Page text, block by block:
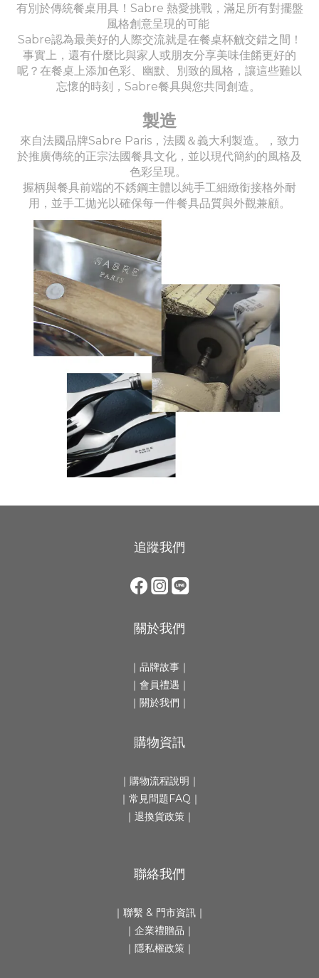
有別於傳統餐桌用具！Sabre 熱愛挑戰，滿足所有對擺盤
風格創意呈現的可能
Sabre認為最美好的人際交流就是在餐桌杯觥交錯之間！
事實上，還有什麼比與家人或朋友分享美味佳餚更好的
呢？在餐桌上添加色彩、幽默、別致的風格，讓這些難以
忘懷的時刻，Sabre餐具與您共同創造。
製造
來自法國品牌Sabre Paris，法國＆義大利製造。，致力
於推廣傳統的正宗法國餐具文化，並以現代簡約的風格及
色彩呈現。
握柄與餐具前端的不銹鋼主體以純手工細緻銜接格外耐
用，並手工拋光以確保每一件餐具品質與外觀兼顧。
追蹤我們
關於我們
｜ 品牌故事 ｜
｜會員禮遇｜
｜ 關於我們 ｜
購物資訊
｜ 購物流程說明 ｜
｜ 常見問題FAQ ｜
｜ 退換貨政策 ｜
聯絡我們
｜ 聯繫 & 門市資訊 ｜
｜ 企業禮贈品 ｜
｜隱私權政策｜